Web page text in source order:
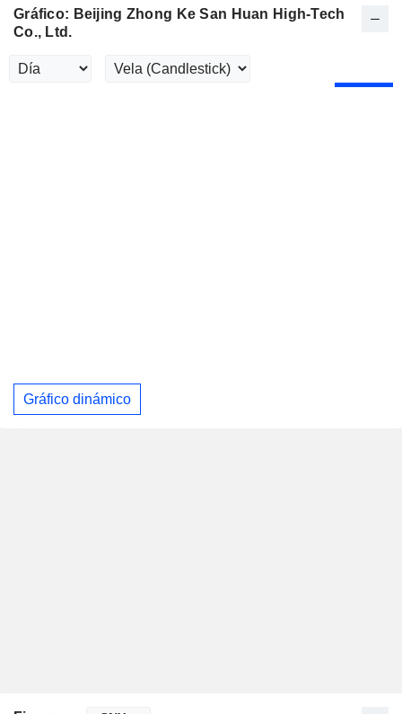
Gráfico: Beijing Zhong Ke San Huan High-Tech
Co., Ltd.
Gráfico dinámico